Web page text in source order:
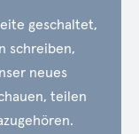
geschaltet,
schreiben,
neues
teilen